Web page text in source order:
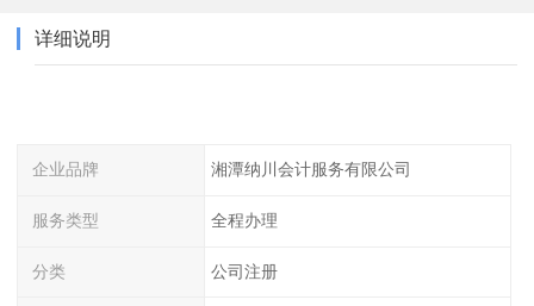
详细说明
企业品牌 湘潭纳川会计服务有限公司
服务类型 全程办理
分类 公司注册